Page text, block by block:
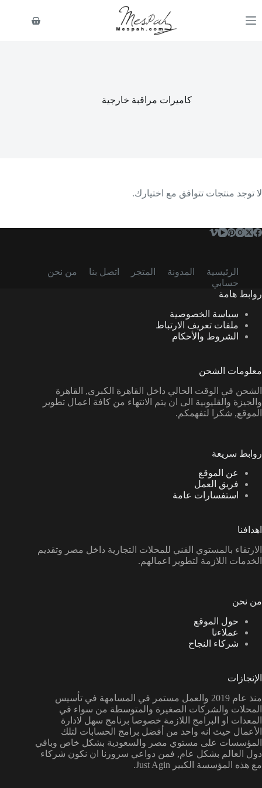
إلى
المحتوى
عربة
كاميرات مراقبة خارجية
لا توجد منتجات تتوافق مع اختيارك.
الرئيسية المدونة المتجر اتصل بنا
من نحن
حسابي
روابط هامة
سياسة الخصوصية
ملفات تعريف الارتباط
الشروط والأحكام
معلومات الشحن
الشحن في الوقت الحالي داخل القاهرة الكبرى, القاهرة
والجيزة والقليوبية الى ان يتم الانتهاء من كافة اعمال تطوير
الموقع, شكرا لتفهمكم.
روابط سريعة
عن الموقع
فريق العمل
استفسارات عامة
اهدافنا
الارتقاء بالمستوي الفني للمحلات التجارية داخل مصر وتقديم
الخدمات اللازمة لتطوير اعمالهم.
من نحن
حول الموقع
عملاءنا
شركاء النجاح
الإنجازات
منذ عام 2019 والعمل مستمر في المسامهة في تأسيس
المحلات والشركات الصغيرة والمتوسطة من سواء في
المعدات او البرامج اللازمة خصوصا برنامج سهل لادارة
الأعمال حيث انه واحد من أفضل برامج الحسابات لتلك
المؤسسات على مستوي مصر والسعودية بشكل خاص وباقي
دول العالم بشكل عام, فمن دواعي سرورنا ان نكون شركاء
مع هذه المؤسسة الكبير Just Agin.